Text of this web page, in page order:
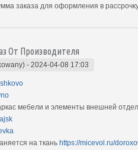
заказа для оформления в
От Производителя
- 2024-04-08 17:03
мебели и элементы внешней
на ткань https://micevol.ru/